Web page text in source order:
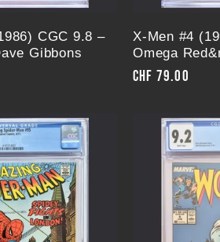
CGC 9.8 –
Gibbons
X-Men #4
Omega
Normaler
CHF 79.00